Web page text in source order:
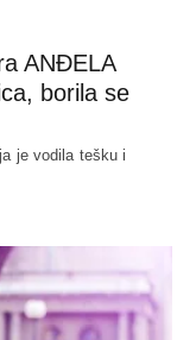
ANĐELA
borila se
je vodila tešku i